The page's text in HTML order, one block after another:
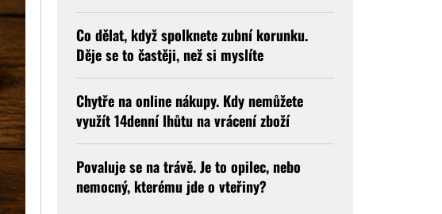
Co dělat, když spolknete zubní korunku.
Děje se to častěji, než si myslíte
Chytře na online nákupy. Kdy nemůžete
využít 14denní lhůtu na vrácení zboží
Povaluje se na trávě. Je to opilec, nebo
nemocný, kterému jde o vteřiny?